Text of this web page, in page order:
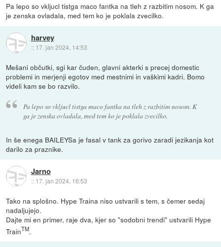
Pa lepo so vkljucl tistga maco fantka na tleh z razbitim nosom. K ga
je zenska ovladala, med tem ko je poklala zvecilko.
harvey
:: 17. jan 2024, 14:53
Mešani občutki, sgi kar čuden, glavni akterki s precej domestic
problemi in merjenji egotov med mestnimi in vaškimi kadri. Bomo
videli kam se bo razvilo.
Pa lepo so vkljucl tistga maco fantka na tleh z razbitim nosom. K
ga je zenska ovladala, med tem ko je poklala zvecilko.
In še enega BAILEYSa je fasal v tank za gorivo zaradi jezikanja kot
darilo za praznike.
Jarno
:: 17. jan 2024, 16:53
Tako na splošno. Hype Traina niso ustvarili s tem, s čemer sedaj
nadaljujejo.
Dajte mi en primer, raje dva, kjer so "sodobni trendi" ustvarili Hype
TrainTM.